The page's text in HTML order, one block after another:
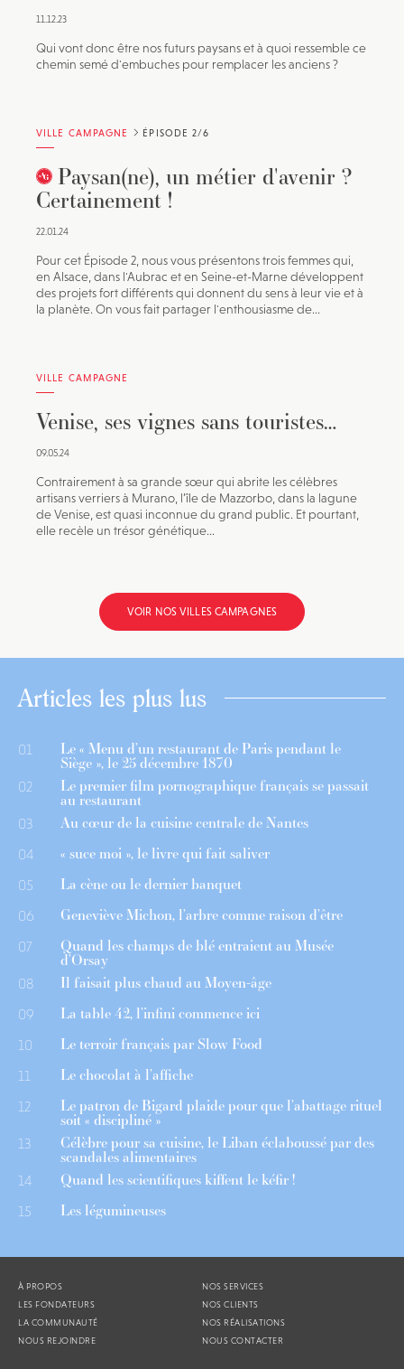
11.12.23
Qui vont donc être nos futurs paysans et à quoi ressemble ce
chemin semé d'embuches pour remplacer les anciens ?
VILLE CAMPAGNE ÉPISODE 2/6
Paysan(ne), un métier d'avenir ?
Certainement !
22.01.24
Pour cet Épisode 2, nous vous présentons trois femmes qui,
en Alsace, dans l'Aubrac et en Seine-et-Marne développent
des projets fort différents qui donnent du sens à leur vie et à
la planète. On vous fait partager l'enthousiasme de...
VILLE CAMPAGNE
Venise, ses vignes sans touristes…
09.05.24
Contrairement à sa grande sœur qui abrite les célèbres
artisans verriers à Murano, l’île de Mazzorbo, dans la lagune
de Venise, est quasi inconnue du grand public. Et pourtant,
elle recèle un trésor génétique...
VOIR NOS VILLES CAMPAGNES
Articles les plus lus
01 Le « Menu d’un restaurant de Paris pendant le
Siège », le 25 décembre 1870
02 Le premier film pornographique français se passait
au restaurant
03 Au cœur de la cuisine centrale de Nantes
04 « suce moi », le livre qui fait saliver
05 La cène ou le dernier banquet
06 Geneviève Michon, l’arbre comme raison d’être
07 Quand les champs de blé entraient au Musée
d’Orsay
08 Il faisait plus chaud au Moyen-âge
09 La table 42, l’infini commence ici
10 Le terroir français par Slow Food
11 Le chocolat à l’affiche
12 Le patron de Bigard plaide pour que l’abattage rituel
soit « discipliné »
13 Célèbre pour sa cuisine, le Liban éclaboussé par des
scandales alimentaires
14 Quand les scientifiques kiffent le kéfir !
15 Les légumineuses
À PROPOS
LES FONDATEURS
LA COMMUNAUTÉ
NOUS REJOINDRE
NOS SERVICES
NOS CLIENTS
NOS RÉALISATIONS
NOUS CONTACTER